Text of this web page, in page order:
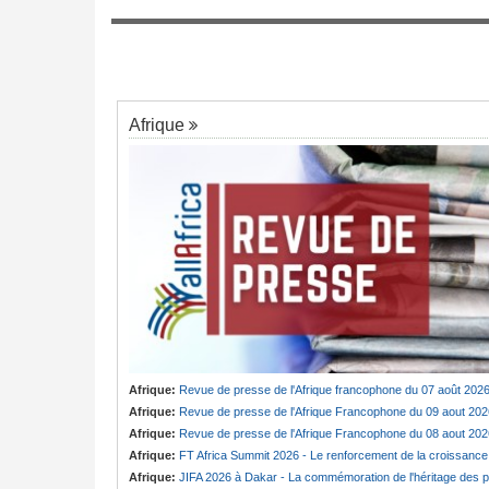
Afrique
Afrique: Revue de presse de l'Afrique francophone du 07 août 2026
Afrique: Revue de presse de l'Afrique Francophone du 09 aout
Afrique: Revue de presse de l'Afrique Francophone du 08 aout
Afrique: FT Africa Summit 2026 - Le renforcement de la croissance du continent au coeur de la 13e édition
Afrique: JIFA 2026 à Dakar - La commémoration de l'héritage des pionnières du mouvement féminin africain à l'honneur
7
dresse un constat alarmant de l'état du